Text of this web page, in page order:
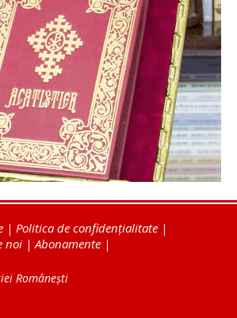
| Politica de confidențialitate |
noi | Abonamente |
Românești